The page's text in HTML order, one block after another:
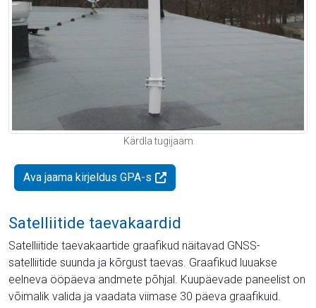
Kärdla tugijaam
Ava jaama kirjeldus GPA-s
Satelliitide taevakaardid
Satelliitide taevakaartide graafikud näitavad GNSS-
satelliitide suunda ja kõrgust taevas. Graafikud luuakse
eelneva ööpäeva andmete põhjal. Kuupäevade paneelist on
võimalik valida ja vaadata viimase 30 päeva graafikuid.